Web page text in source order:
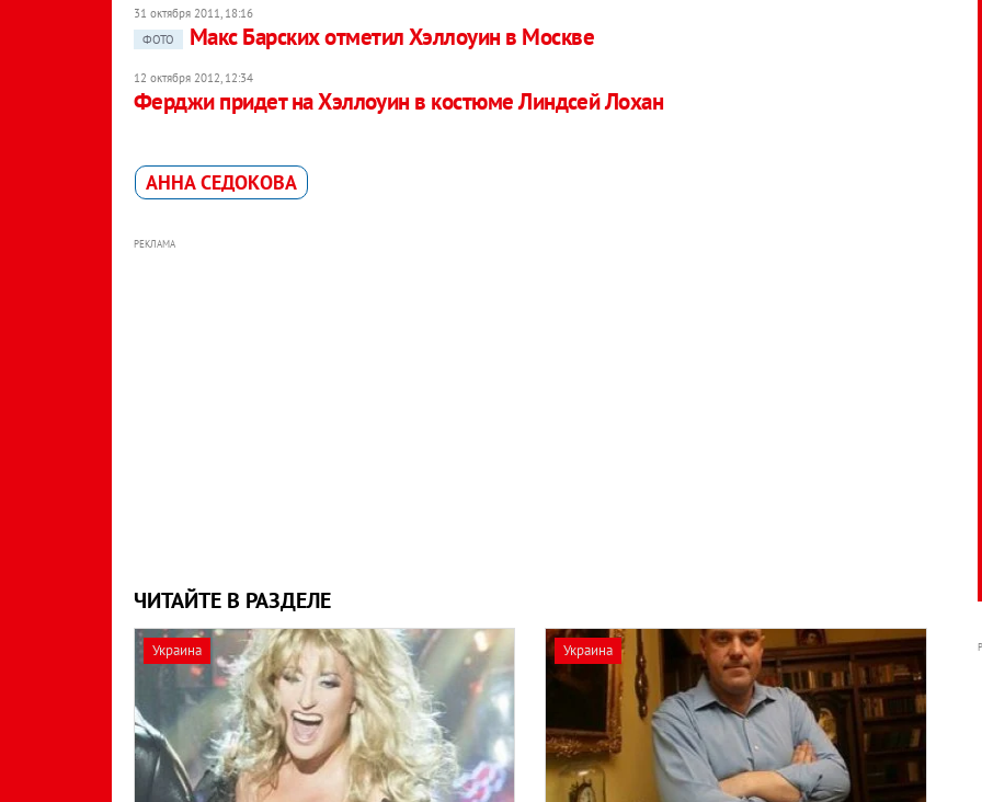
31 октября 2011, 18:16
ФОТО
Макс Барских отметил Хэллоуин в Москве
12 октября 2012, 12:34
Ферджи придет на Хэллоуин в костюме Линдсей Лохан
АННА СЕДОКОВА
РЕКЛАМА
ЧИТАЙТЕ В РАЗДЕЛЕ
Украина Украина